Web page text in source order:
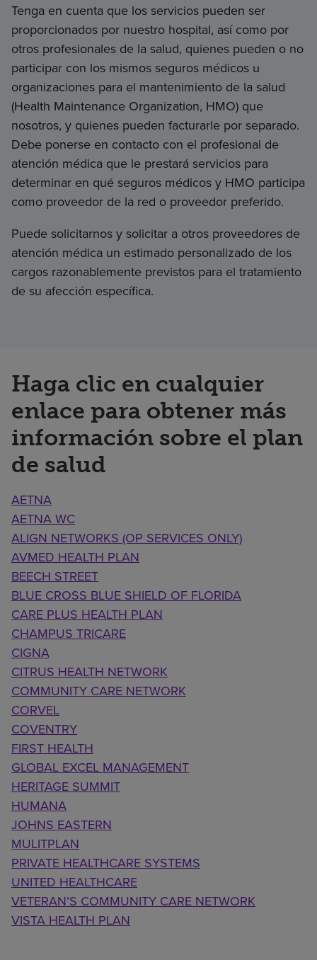
Tenga en cuenta que los servicios pueden ser
proporcionados por nuestro hospital, así como por
otros profesionales de la salud, quienes pueden o no
participar con los mismos seguros médicos u
organizaciones para el mantenimiento de la salud
(Health Maintenance Organization, HMO) que
nosotros, y quienes pueden facturarle por separado.
Debe ponerse en contacto con el profesional de
atención médica que le prestará servicios para
determinar en qué seguros médicos y HMO participa
como proveedor de la red o proveedor preferido.
Puede solicitarnos y solicitar a otros proveedores de
atención médica un estimado personalizado de los
cargos razonablemente previstos para el tratamiento
de su afección específica.
Haga clic en cualquier
enlace para obtener más
información sobre el plan
de salud
AETNA
AETNA WC
ALIGN NETWORKS (OP SERVICES ONLY)
AVMED HEALTH PLAN
BEECH STREET
BLUE CROSS BLUE SHIELD OF FLORIDA
CARE PLUS HEALTH PLAN
CHAMPUS TRICARE
CIGNA
CITRUS HEALTH NETWORK
COMMUNITY CARE NETWORK
CORVEL
COVENTRY
FIRST HEALTH
GLOBAL EXCEL MANAGEMENT
HERITAGE SUMMIT
HUMANA
JOHNS EASTERN
MULITPLAN
PRIVATE HEALTHCARE SYSTEMS
UNITED HEALTHCARE
VETERAN’S COMMUNITY CARE NETWORK
VISTA HEALTH PLAN